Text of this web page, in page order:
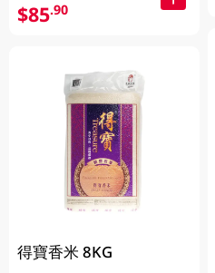
$85.90
得寶香米 8KG